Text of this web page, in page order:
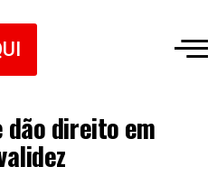
dão direito em